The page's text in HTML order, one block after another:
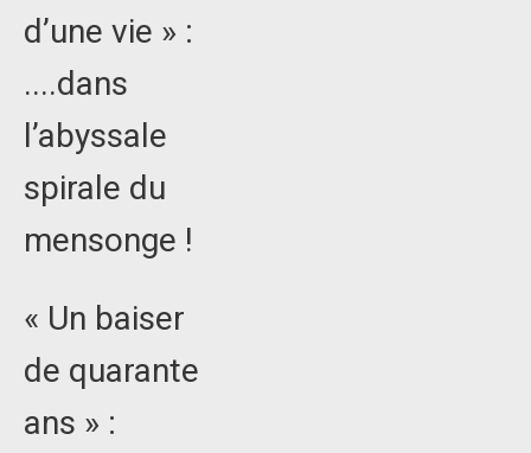
d’une vie » :
....dans
l’abyssale
spirale du
mensonge !
« Un baiser
de quarante
ans » :